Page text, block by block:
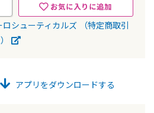
お気に入りに追加
シューティカルズ
（特定商取引
アプリをダウンロードする